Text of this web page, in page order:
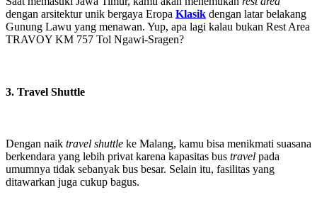
dengan arsitektur unik bergaya Eropa Klasik dengan latar belakang
Gunung Lawu yang menawan. Yup, apa lagi kalau bukan Rest Area
TRAVOY KM 757 Tol Ngawi-Sragen?
3. Travel Shuttle
Dengan naik travel shuttle ke Malang, kamu bisa menikmati suasana
berkendara yang lebih privat karena kapasitas bus travel pada
umumnya tidak sebanyak bus besar. Selain itu, fasilitas yang
ditawarkan juga cukup bagus.